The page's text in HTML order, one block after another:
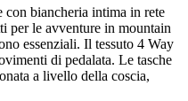
con biancheria intima in rete
per le avventure in mountain
essenziali. Il tessuto 4 Way
di pedalata. Le tasche
a livello della coscia,